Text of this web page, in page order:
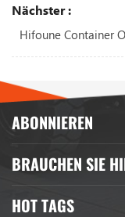
Nächster :
Hifoune Container
ABONNIEREN
BRAUCHEN SIE
HOT TAGS